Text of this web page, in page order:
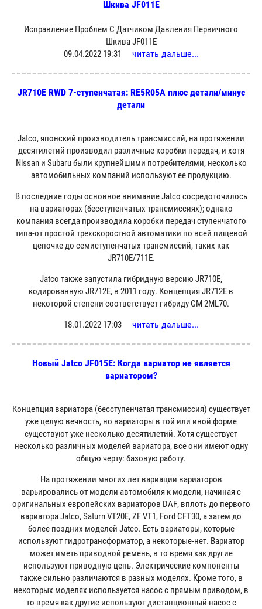
Шкива JF011E
Исправление Проблем С Датчиком Давления Первичного
Шкива JF011E
09.04.2022 19:31
читать дальше...
JR710E RWD 7-ступенчатая: RE5R05A плюс детали/минус
детали
Jatco, японский производитель трансмиссий, на протяжении
десятилетий производил различные коробки передач, и хотя
Nissan и Subaru были крупнейшими потребителями, несколько
автомобильных компаний используют ее продукцию.
В последние годы основное внимание Jatco сосредоточилось
на вариаторах (бесступенчатых трансмиссиях); однако
компания всегда производила коробки передач ступенчатого
типа-от простой трехскоростной автоматики по всей пищевой
цепочке до семиступенчатых трансмиссий, таких как
JR710E/711E.
Jatco также запустила гибридную версию JR710E,
кодированную JR712E, в 2011 году. Концепция JR712E в
некоторой степени соответствует гибриду GM 2ML70.
18.01.2022 17:03
читать дальше...
Новый Jatco JF015E: Когда вариатор не является
вариатором?
Концепция вариатора (бесступенчатая трансмиссия) существует
уже целую вечность, но вариаторы в той или иной форме
существуют уже несколько десятилетий. Хотя существует
несколько различных моделей вариатора, все они имеют одну
общую черту: базовую работу.
На протяжении многих лет вариации вариаторов
варьировались от модели автомобиля к модели, начиная с
оригинальных европейских вариаторов DAF, вплоть до первого
вариатора Jatco, Saturn VT20E, ZF VT1, Ford CFT30, а затем до
более поздних моделей Jatco. Есть вариаторы, которые
используют гидротрансформатор, а некоторые-нет. Вариатор
может иметь приводной ремень, в то время как другие
используют приводную цепь. Электрические компоненты
также сильно различаются в разных моделях. Кроме того, в
некоторых моделях используется насос с прямым приводом, в
то время как другие используют дистанционный насос с